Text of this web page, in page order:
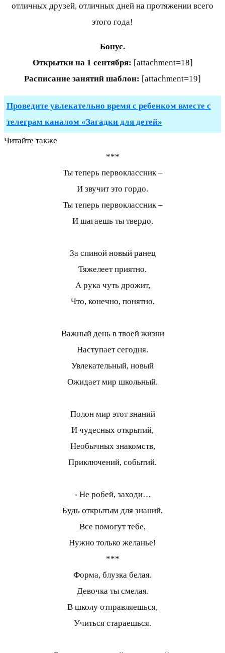
отличных друзей, отличных дней на протяжении всего
этого года!
Бонус.
Открытки на 1 сентября: [attachment=18]
Расписание занятий шаблон: [attachment=19]
Проведите увлекательно время с ребенком вместе с
телеграм каналом «Загадки для детей»
Читайте также
***
Ты теперь первоклассник –
И звучит это гордо.
Ты теперь первоклассник –
И шагаешь ты твердо.
За спиной новый ранец
Тяжелеет приятно.
А рука чуть дрожит,
Что, конечно, понятно.
Важный день в твоей жизни
Наступает сегодня.
Увлекательный, новый
Ожидает мир школьный.
Полон мир этот знаний
И чудесных открытий,
Необычных знакомств,
Приключений, событий.
- Не робей, заходи…
Будь открытым для знаний.
Все помогут тебе,
Нужно только желанье!
***
Форма, блузка белая.
Девочка ты смелая.
В школу отправляешься,
Учиться стараешься.